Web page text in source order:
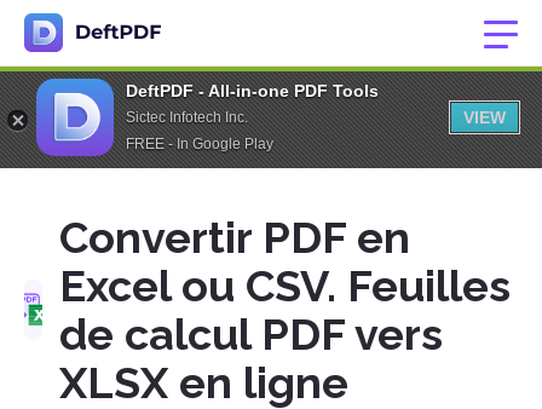
DeftPDF - All-in-one PDF Tools
Sictec Infotech Inc.
FREE - In Google Play
VIEW
Convertir PDF en
Excel ou CSV. Feuilles
de calcul PDF vers
XLSX en ligne